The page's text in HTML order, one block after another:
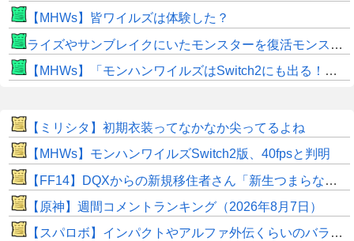
【MHWs】皆ワイルズは体験した？
ライズやサンブレイクにいたモンスターを復活モンスターと呼ぶのはやめよう
【MHWs】「モンハンワイルズはSwitch2にも出る！」👈こいつにかけたい言葉ｗｗｗｗｗｗｗｗｗ
【ミリシタ】初期衣装ってなかなか尖ってるよね
【MHWs】モンハンワイルズSwitch2版、40fpsと判明
【FF14】DQXからの新規移住者さん「新生つまらないって聞いてたけど普通に面白くてワロタｗｗ」
【原神】週間コメントランキング（2026年8月7日）
【スパロボ】インパクトやアルファ外伝くらいのバランス求む！！ → インパクトも最終的にはコアブースターで雑魚は一撃で倒せてたけどね